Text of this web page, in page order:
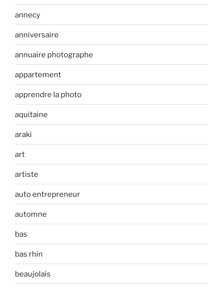
annecy
anniversaire
annuaire photographe
appartement
apprendre la photo
aquitaine
araki
art
artiste
auto entrepreneur
automne
bas
bas rhin
beaujolais